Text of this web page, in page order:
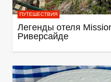
ПУТЕШЕСТВИЯ
Легенды отеля
Риверсайде